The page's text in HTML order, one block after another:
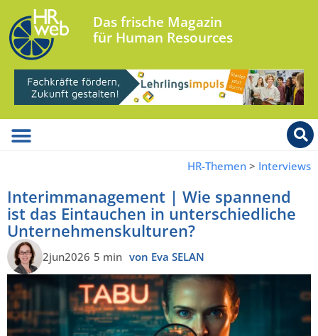
Das frische Magazin
für Human Resources
HR-Themen > Interviews
Interimmanagement | Wie spannend
ist das Eintauchen in unterschiedliche
Unternehmenskulturen?
2jun2026 5 min von Eva SELAN